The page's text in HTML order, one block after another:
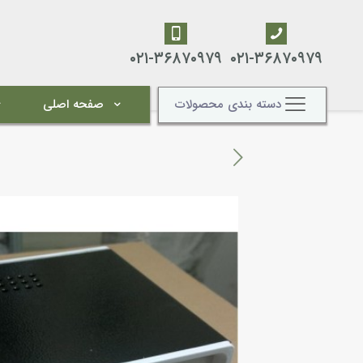
۰۲۱-۳۶۸۷۰۹۷۹ ۰۲۱-۳۶۸۷۰۹۷۹
دسته بندی محصولات صفحه اصلی